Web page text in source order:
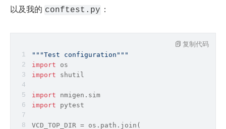
以及我的 conftest.py ：
"""Test configuration"""
import os
import shutil
import nmigen.sim
import pytest
VCD_TOP_DIR = os . path .join(
复制代码